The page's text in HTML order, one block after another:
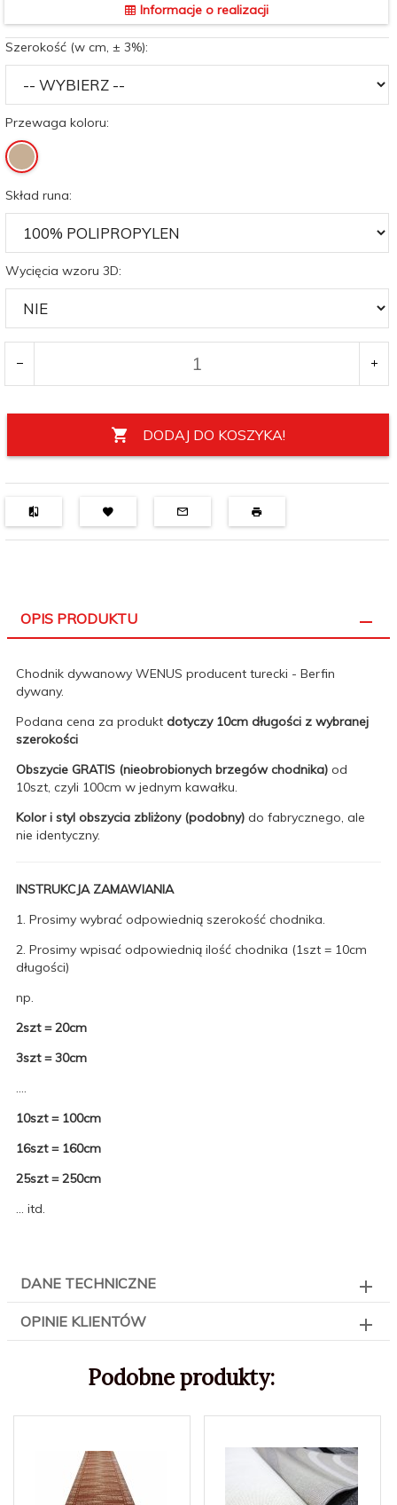
Informacje o realizacji
Szerokość (w cm, ± 3%):
Przewaga koloru:
Skład runa:
Wycięcia wzoru 3D:
DODAJ DO KOSZYKA!
OPIS PRODUKTU
Chodnik dywanowy WENUS producent turecki - Berfin
dywany.
Podana cena za produkt dotyczy 10cm długości z wybranej
szerokości
Obszycie GRATIS (nieobrobionych brzegów chodnika) od
10szt, czyli 100cm w jednym kawałku.
Kolor i styl obszycia zbliżony (podobny) do fabrycznego, ale
nie identyczny.
INSTRUKCJA ZAMAWIANIA
1. Prosimy wybrać odpowiednią szerokość chodnika.
2. Prosimy wpisać odpowiednią ilość chodnika (1szt = 10cm
długości)
np.
2szt = 20cm
3szt = 30cm
....
10szt = 100cm
16szt = 160cm
25szt = 250cm
... itd.
DANE TECHNICZNE
OPINIE KLIENTÓW
Podobne produkty: